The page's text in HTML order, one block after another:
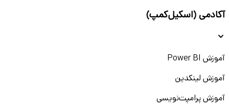
آکادمی (اسکیل‌کمپ)
آموزش Power BI
آموزش لینکدین
آموزش پرامپت‌نویسی